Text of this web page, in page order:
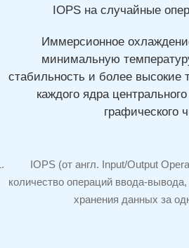
IOPS на случайные
Иммерсионное
минимальную
стабильность и более высокие
каждого ядра
графического
IOPS (от англ. Input/Output
количество операций ввода-вывода,
хранения данных за